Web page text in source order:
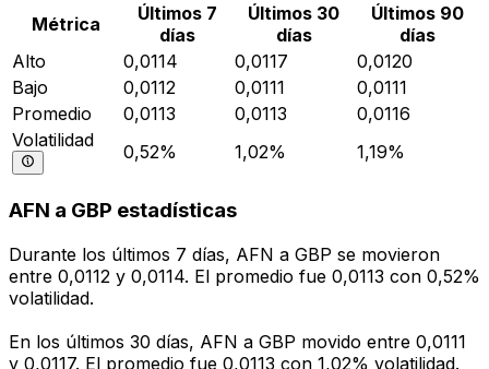
Métrica
Últimos 7
días
Últimos 30
días
Últimos 90
días
Alto
0,0114 0,0117
0,0120
Bajo
0,0112 0,0111
0,0111
Promedio
0,0113 0,0113
0,0116
Volatilidad
0,52% 1,02% 1,19%
AFN a GBP estadísticas
Durante los últimos 7 días, AFN a GBP se movieron
entre 0,0112 y 0,0114. El promedio fue 0,0113 con 0,52%
volatilidad.
En los últimos 30 días, AFN a GBP movido entre 0,0111
y 0,0117. El promedio fue 0,0113 con 1,02% volatilidad.